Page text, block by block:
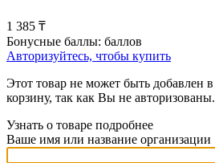
1 385 ₸
Бонусные баллы: баллов
Авторизуйтесь, чтобы купить
Этот товар не может быть добавлен в
корзину, так как Вы не авторизованы.
Узнать о товаре подробнее
Ваше имя или название организации